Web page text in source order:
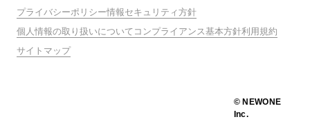
プライバシーポリシー情報セキュリティ方針
個人情報の取り扱いについて コンプライアンス基本方針利用規約
サイトマップ
© NEWONE
Inc.